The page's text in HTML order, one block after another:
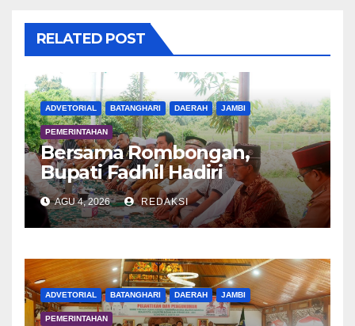
RELATED POST
ADVETORIAL BATANGHARI DAERAH JAMBI
PEMERINTAHAN
Bersama Rombongan,
Bupati Fadhil Hadiri
Syukuran Tanam Padi di
Terusan
AGU 4, 2026 REDAKSI
ADVETORIAL BATANGHARI DAERAH JAMBI
PEMERINTAHAN